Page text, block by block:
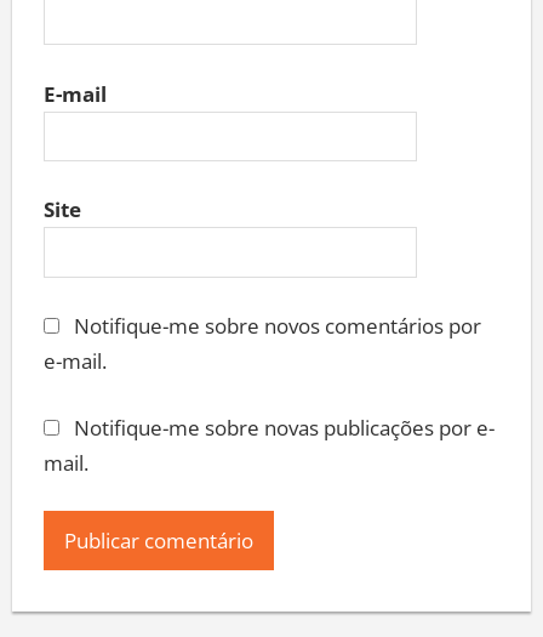
E-mail
Site
Notifique-me sobre novos comentários por
e-mail.
Notifique-me sobre novas publicações por e-
mail.